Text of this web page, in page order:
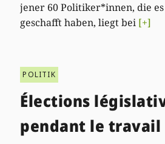
jener 60 Politiker*innen, die
geschafft haben, liegt bei [+]
POLITIK
Élections
pendant le travail